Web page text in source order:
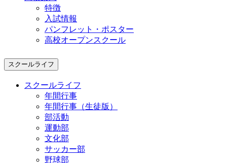
特徴
入試情報
パンフレット・ポスター
高校オープンスクール
スクールライフ
スクールライフ
年間行事
年間行事（生徒版）
部活動
運動部
文化部
サッカー部
野球部